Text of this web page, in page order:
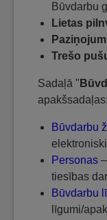
Būvdarbu
Lietas
Trešo
Sadaļā "
apakšsadaļas:
Būvdarbu
Personas
tiesības
Būvdarbu
līgumi/